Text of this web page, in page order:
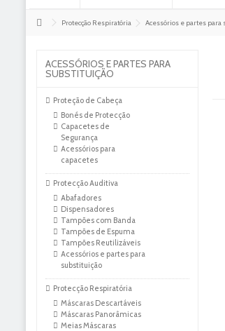
Protecção Respiratória Acessórios e partes para
ACESSÓRIOS E PARTES PARA
SUBSTITUIÇÃO
Proteção de Cabeça
Bonés de Protecção
Capacetes de
Segurança
Acessórios para
capacetes
Protecção Auditiva
Abafadores
Dispensadores
Tampões com Banda
Tampões de Espuma
Tampões Reutilizáveis
Acessórios e partes para
substituição
Protecção Respiratória
Máscaras Descartáveis
Máscaras Panorâmicas
Meias Máscaras